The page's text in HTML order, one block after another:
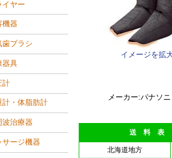
イメージを拡
メーカー:パナソ
送 料 表
北海道地方
イヤー
機器
歯ブラシ
器具
計
計・体脂肪計
波治療器
サージ機器